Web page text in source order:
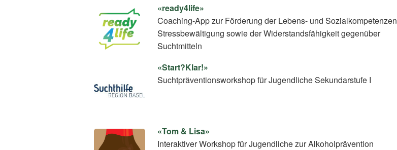
«ready4life»
Coaching-App zur Förderung der Lebens- und
Stressbewältigung sowie der Widerstandsfähigkeit gegenüber
Suchtmitteln
«Start?Klar!»
Suchtpräventionsworkshop für Jugendliche Sekundarstufe I
«Tom & Lisa»
Interaktiver Workshop für Jugendliche zur Alkoholprävention